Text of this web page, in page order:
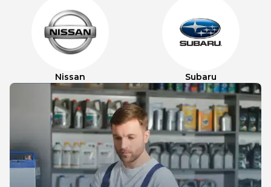
Nissan Subaru